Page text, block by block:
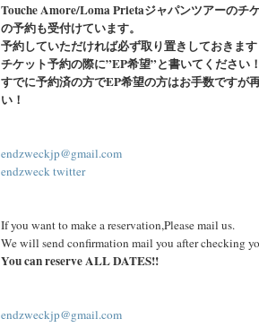
Touche Amore/Loma Prietaジャパンツアーのチ
の予約も受付けています。
予約していただければ必ず取り置きしておきま
チケット予約の際に”EP希望”と書いてください
すでに予約済の方でEP希望の方はお手数ですが
い！
endzweckjp@gmail.com
endzweck twitter
If you want to make a reservation,Please mail us.
We will send confirmation mail you after checking
You can reserve ALL DATES!!
endzweckjp@gmail.com